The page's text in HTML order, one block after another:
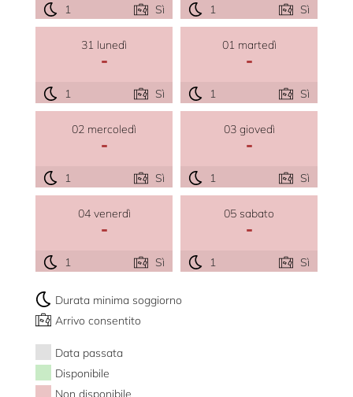
1 Sì 1 Sì
31 lunedì
-
1 Sì
01 martedì
-
1 Sì
02 mercoledì
-
1 Sì
03 giovedì
-
1 Sì
04 venerdì
-
1 Sì
05 sabato
-
1 Sì
Durata minima soggiorno
Arrivo consentito
Data passata
Disponibile
Non disponibile